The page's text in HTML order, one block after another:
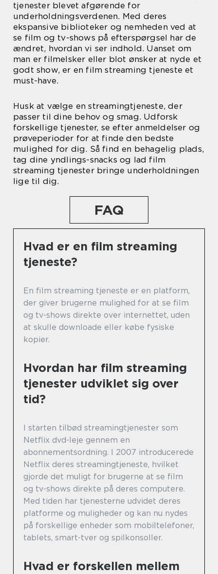
tjenester blevet afgørende for
underholdningsverdenen. Med deres
ekspansive biblioteker og nemheden ved at
se film og tv-shows på efterspørgsel har de
ændret, hvordan vi ser indhold. Uanset om
man er filmelsker eller blot ønsker at nyde et
godt show, er en film streaming tjeneste et
must-have.
Husk at vælge en streamingtjeneste, der
passer til dine behov og smag. Udforsk
forskellige tjenester, se efter anmeldelser og
prøveperioder for at finde den bedste
mulighed for dig. Så find en behagelig plads,
tag dine yndlings-snacks og lad film
streaming tjenester bringe underholdningen
lige til dig.
FAQ
Hvad er en film streaming
tjeneste?
En film streaming tjeneste er en platform,
der giver brugerne mulighed for at se film
og tv-shows direkte over internettet, uden
at skulle downloade eller købe fysiske
kopier.
Hvordan har film streaming
tjenester udviklet sig over
tid?
I starten tilbød streamingtjenester som
Netflix dvd-leje gennem en
abonnementsordning. I 2007 introducerede
Netflix deres streamingtjeneste, hvilket
gjorde det muligt for brugerne at se film
og tv-shows direkte på deres computere.
Med tiden har tjenesterne udvidet deres
platforme og muligheder og kan nu nydes
på forskellige enheder som mobiltelefoner,
tablets, smart-tver og spilkonsoller.
Hvad er forskellen mellem